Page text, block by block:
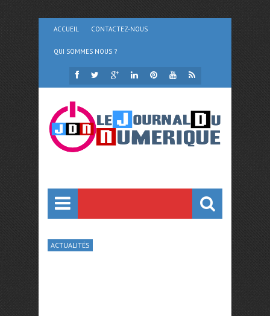
ACCUEIL CONTACTEZ-NOUS
QUI SOMMES NOUS ?
ACTUALITÉS